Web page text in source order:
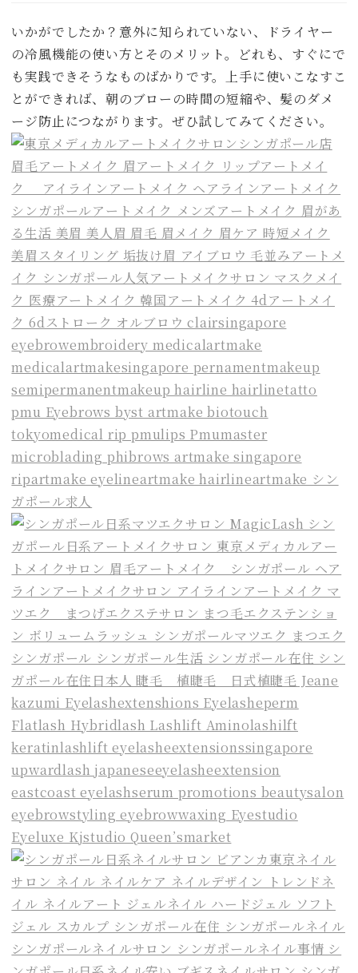
いかがでしたか？意外に知られていない、ドライヤー
の冷風機能の使い方とそのメリット。どれも、すぐにで
も実践できそうなものばかりです。上手に使いこなすこ
とができれば、朝のブローの時間の短縮や、髪のダメ
ージ防止につながります。ぜひ試してみてください。